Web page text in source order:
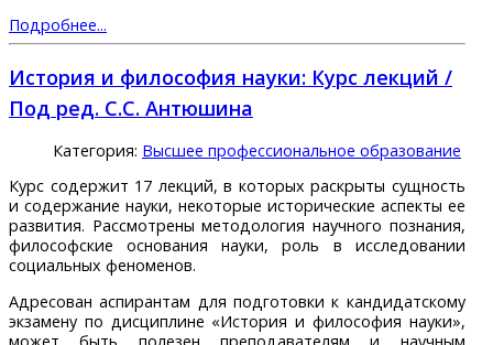
Подробнее...
История и философия науки: Курс лекций /
Под ред. С.С. Антюшина
Категория: Высшее профессиональное образование
Курс содержит 17 лекций, в которых раскрыты сущность
и содержание науки, некоторые исторические аспекты ее
развития. Рассмотрены методология научного познания,
философские основания науки, роль в исследовании
социальных феноменов.
Адресован аспирантам для подготовки к кандидатскому
экзамену по дисциплине «История и философия науки»,
может быть полезен преподавателям и научным